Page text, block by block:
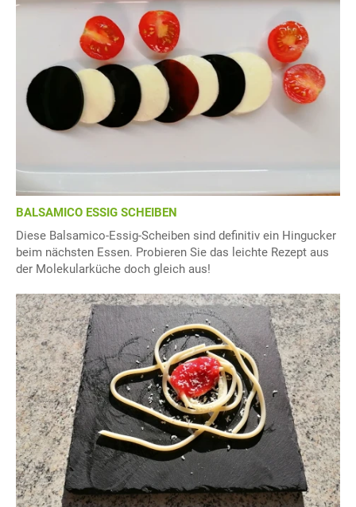
BALSAMICO ESSIG SCHEIBEN
Diese Balsamico-Essig-Scheiben sind definitiv ein Hingucker
beim nächsten Essen. Probieren Sie das leichte Rezept aus
der Molekularküche doch gleich aus!